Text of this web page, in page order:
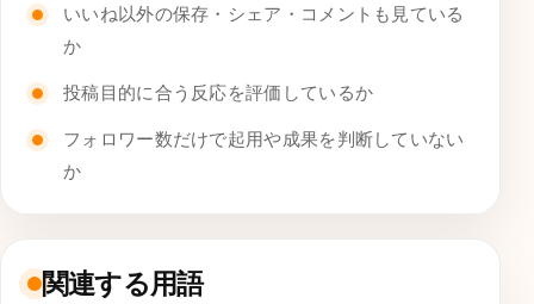
いいね以外の保存・シェア・コメントも見ている
か
投稿目的に合う反応を評価しているか
フォロワー数だけで起用や成果を判断していない
か
関連する用語